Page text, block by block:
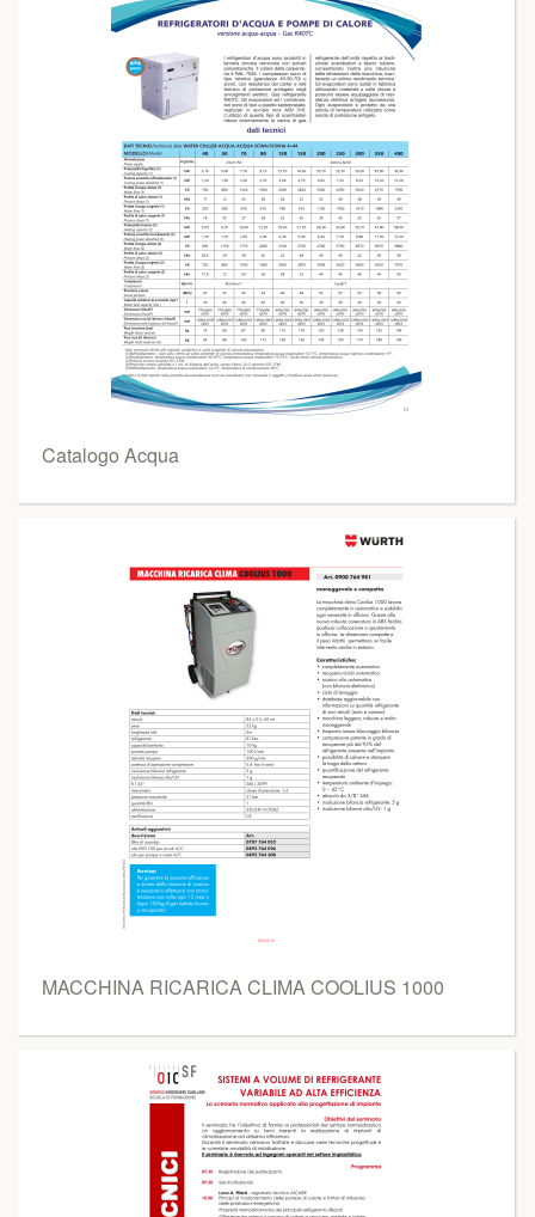
Catalogo Acqua
MACCHINA RICARICA CLIMA COOLIUS 1000